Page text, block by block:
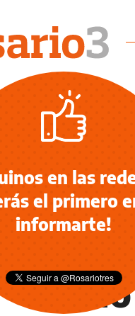
NOTICIAS
Un
en las
el primero
informarte!